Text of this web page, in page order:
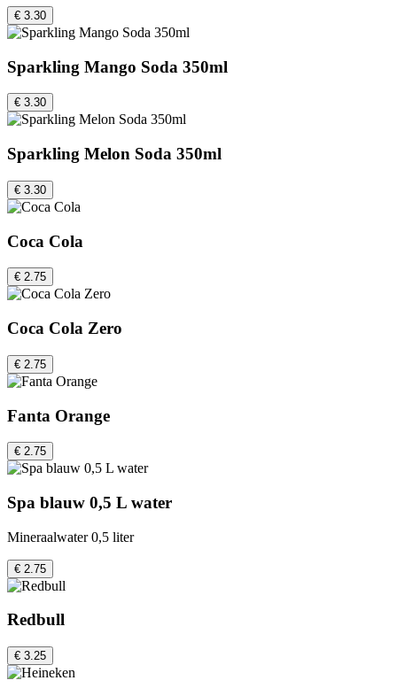
€ 3.30
Sparkling Mango Soda 350ml
€ 3.30
Sparkling Melon Soda 350ml
€ 3.30
Coca Cola
€ 2.75
Coca Cola Zero
€ 2.75
Fanta Orange
€ 2.75
Spa blauw 0,5 L water
Mineraalwater 0,5 liter
€ 2.75
Redbull
€ 3.25